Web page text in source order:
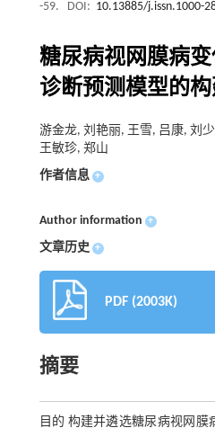
-59.
DOI: 10.13885/j.issn.1000-
糖尿病视网膜病
诊断预测模型的
游金龙, 刘艳丽, 王雪, 吕康, 刘
王敏珍, 郑山
作者信息 +
Author information +
文章历史 +
PDF (2003K)
摘要
目的 构建并遴选糖尿病视网